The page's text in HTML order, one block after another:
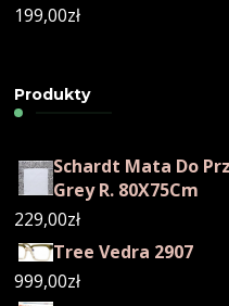
199,00zł
Produkty
Schardt Mata Do
Grey R. 80X75Cm
229,00zł
Tree Vedra 2907
999,00zł